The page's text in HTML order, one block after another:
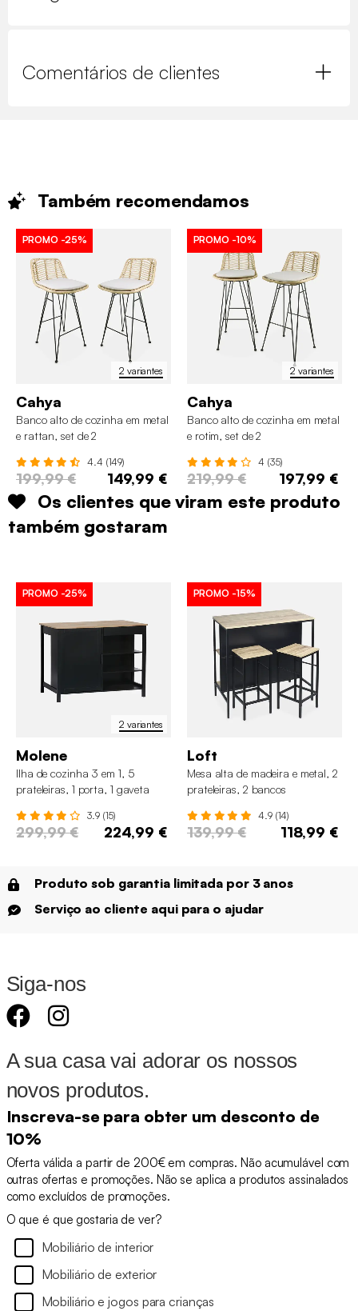
Comentários de clientes
Também recomendamos
2 variantes
PROMO -25%
Cahya
Banco alto de cozinha em metal
e rattan, set de 2
4.4 (149)
199,99 € 149,99 €
2 variantes
PROMO -10%
Cahya
Banco alto de cozinha em metal
e rotim, set de 2
4 (35)
219,99 € 197,99 €
Os clientes que viram este produto
também gostaram
2 variantes
PROMO -25%
Molene
Ilha de cozinha 3 em 1, 5
prateleiras, 1 porta, 1 gaveta
3.9 (15)
299,99 € 224,99 €
PROMO -15%
Loft
Mesa alta de madeira e metal, 2
prateleiras, 2 bancos
4.9 (14)
139,99 € 118,99 €
Produto sob garantia limitada por 3 anos
Serviço ao cliente aqui para o ajudar
Siga-nos
A sua casa vai adorar os nossos
novos produtos.
Inscreva-se para obter um desconto de
10%
Oferta válida a partir de 200€ em compras. Não acumulável com
outras ofertas e promoções. Não se aplica a produtos assinalados
como excluídos de promoções.
O que é que gostaria de ver?
Mobiliário de interior
Mobiliário de exterior
Mobiliário e jogos para crianças